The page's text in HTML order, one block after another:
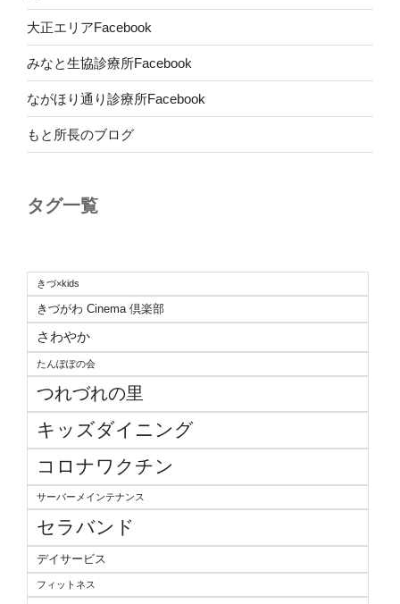
大正エリアFacebook
みなと生協診療所Facebook
ながほり通り診療所Facebook
もと所長のブログ
タグ一覧
きづ×kids
きづがわ Cinema 倶楽部
さわやか
たんぽぽの会
つれづれの里
キッズダイニング
コロナワクチン
サーバーメインテナンス
セラバンド
デイサービス
フィットネス